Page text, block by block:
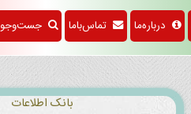
f
درباره‌ما تماس‌باما جست‌وجو
بانک اطلاعات